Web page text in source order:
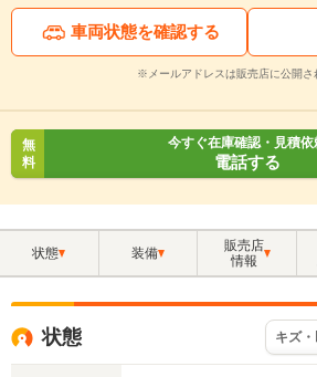
車両状態を確認する
※メールアドレスは販売店に公開さ
無
料
今すぐ在庫確認・見積依
電話する
状態 装備
販売店
情報
状態 キズ